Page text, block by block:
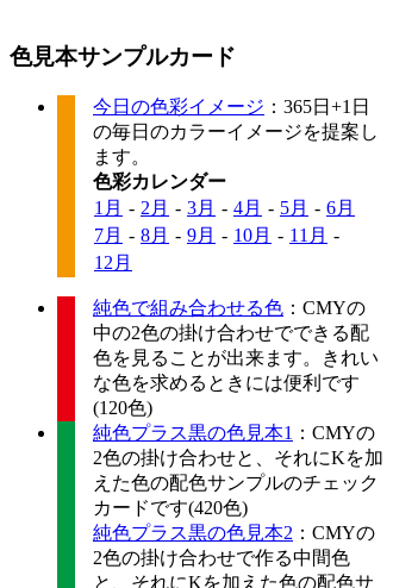
色見本サンプルカード
今日の色彩イメージ ：365日+1日
の毎日のカラーイメージを提案し
ます。
色彩カレンダー
1月 - 2月 - 3月 - 4月 - 5月 - 6月
7月 - 8月 - 9月 - 10月 - 11月 -
12月
純色で組み合わせる色 ：CMYの
中の2色の掛け合わせでできる配
色を見ることが出来ます。きれい
な色を求めるときには便利です
(120色)
純色プラス黒の色見本1 ：CMYの
2色の掛け合わせと、それにKを加
えた色の配色サンプルのチェック
カードです(420色)
純色プラス黒の色見本2 ：CMYの
2色の掛け合わせで作る中間色
と、それにKを加えた色の配色サ